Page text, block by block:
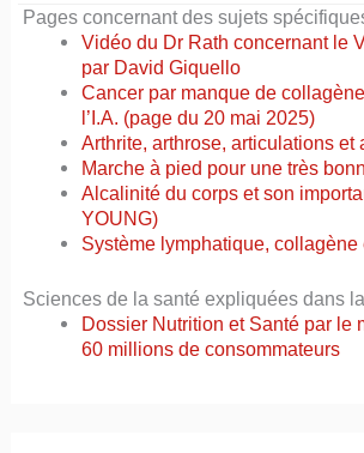
Pages concernant des sujets
Vidéo du Dr Rath concernant le
par David Giquello
Cancer par manque de
l’I.A. (page du 20 mai 2025)
Arthrite, arthrose, articulations et
Marche à pied pour une très
Alcalinité du corps et son
YOUNG)
Système lymphatique, collagène
Sciences de la santé expliquées dans
Dossier Nutrition et Santé par le
60 millions de consommateurs